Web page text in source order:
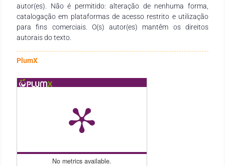
autor(es). Não é permitido: alteração de nenhuma forma,
catalogação em plataformas de acesso restrito e utilização
para fins comerciais. O(s) autor(es) mantêm os direitos
autorais do texto.
PlumX
No metrics available.